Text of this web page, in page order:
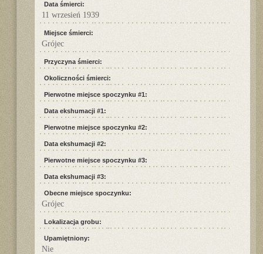
Data śmierci:
11 wrzesień 1939
Miejsce śmierci:
Grójec
Przyczyna śmierci:
Okoliczności śmierci:
Pierwotne miejsce spoczynku #1:
Data ekshumacji #1:
Pierwotne miejsce spoczynku #2:
Data ekshumacji #2:
Pierwotne miejsce spoczynku #3:
Data ekshumacji #3:
Obecne miejsce spoczynku:
Grójec
Lokalizacja grobu:
Upamiętniony:
Nie